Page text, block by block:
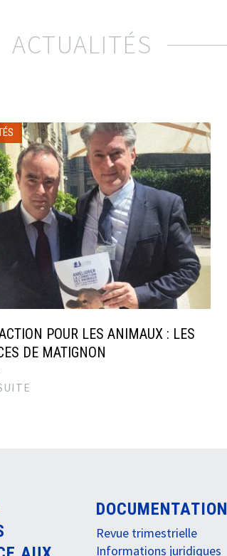
ACTUALITÉS
POUR LES ANIMAUX : LES
DE MATIGNON
DOCUMENTATION
Revue trimestrielle
Informations juridiques